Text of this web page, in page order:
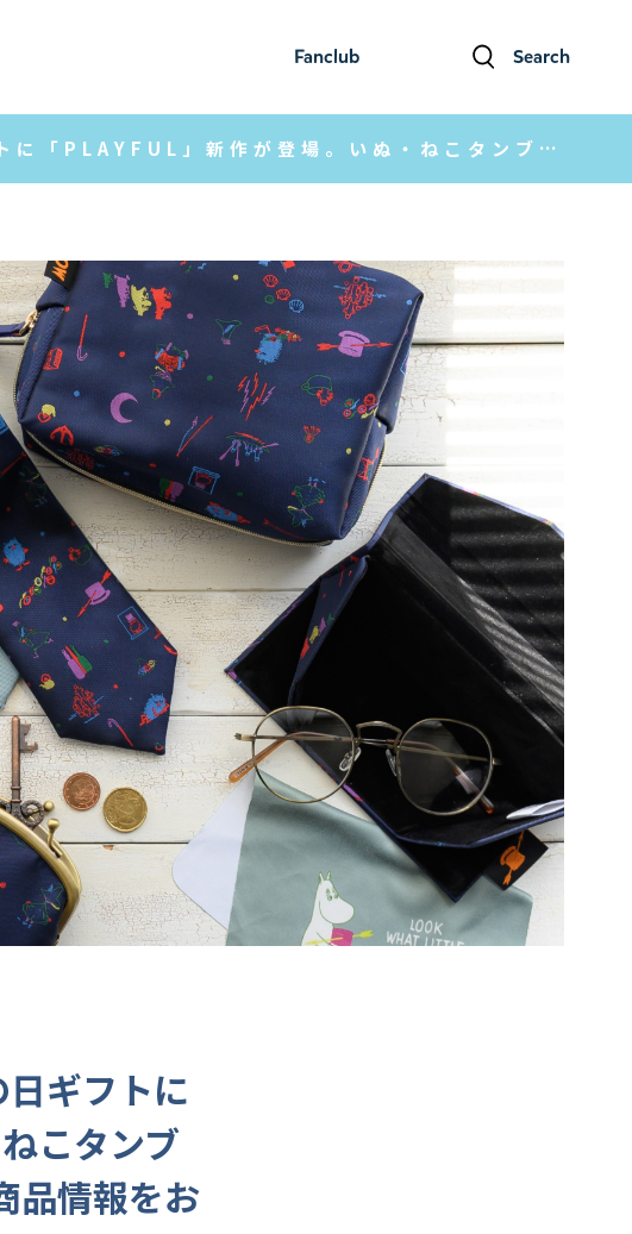
Fanclub Search
【MOOMIN SHOP ONLINE】父の日ギフトに「PLAYFUL」新作が登場。いぬ・ねこタンブラーなど、初夏のうつわ特集＆新商品情報をお届け♪
ギフトに
こタンブ
品情報をお